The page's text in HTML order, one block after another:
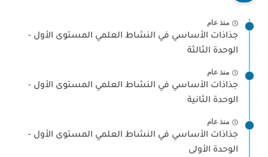
منذ عام
جذاذات الأساسي في النشاط العلمي المستوى الأول -
الوحدة الثالثة
منذ عام
جذاذات الأساسي في النشاط العلمي المستوى الأول -
الوحدة الثانية
منذ عام
جذاذات الأساسي في النشاط العلمي المستوى الأول -
الوحدة الأولى